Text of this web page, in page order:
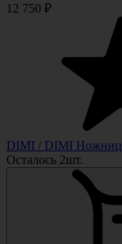
12 750 ₽
DIMI / DIMI
Осталось 2шт.